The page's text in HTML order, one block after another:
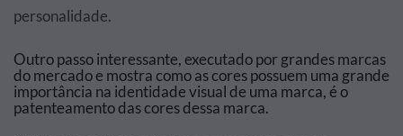
personalidade.
Outro passo interessante, executado por grandes marcas
do mercado e mostra como as cores possuem uma grande
importância na identidade visual de uma marca, é o
patenteamento das cores dessa marca.